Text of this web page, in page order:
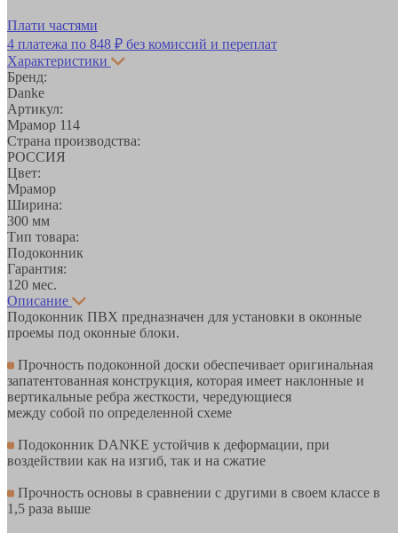
Плати частями
4 платежа по 848 ₽ без комиссий и переплат
Характеристики
Бренд:
Danke
Артикул:
Мрамор 114
Страна производства:
РОССИЯ
Цвет:
Мрамор
Ширина:
300 мм
Тип товара:
Подоконник
Гарантия:
120 мес.
Описание
Подоконник ПВХ предназначен для установки в оконные
проемы под оконные блоки.
Прочность подоконной доски обеспечивает оригинальная
запатентованная конструкция, которая имеет наклонные и
вертикальные ребра жесткости, чередующиеся
между собой по определенной схеме
Подоконник DANKE устойчив к деформации, при
воздействии как на изгиб, так и на сжатие
Прочность основы в сравнении с другими в своем классе в
1,5 раза выше